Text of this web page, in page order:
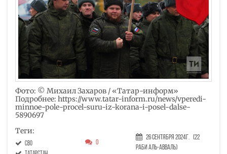
Фото: © Михаил Захаров / «Татар-информ»
Подробнее: https://www.tatar-inform.ru/news/vperedi-
minnoe-pole-procel-suru-iz-korana-i-posel-dalse-
5890697
Теги:
СВО
0
26 Сентября 2024г. (22
Раби аль-авваль)